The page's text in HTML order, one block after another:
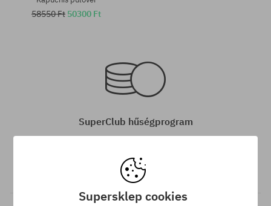
58550 Ft 50300 Ft
SuperClub hűségprogram
vásárlás után, amire nem jár kedvezmény, a számládon a
vásárlás összegétől függően akár a végösszeg 12%-át jóváírjuk!
Supersklep cookies